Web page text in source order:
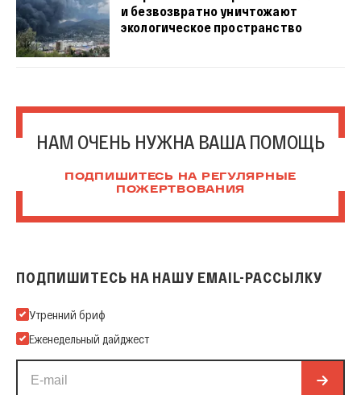
и безвозвратно уничтожают
экологическое пространство
НАМ ОЧЕНЬ НУЖНА ВАША ПОМОЩЬ
ПОДПИШИТЕСЬ НА РЕГУЛЯРНЫЕ
ПОЖЕРТВОВАНИЯ
ПОДПИШИТЕСЬ НА НАШУ EMAIL-РАССЫЛКУ
Подпишитесь на нашу Email-рассылку
Утренний бриф
Еженедельный дайджест